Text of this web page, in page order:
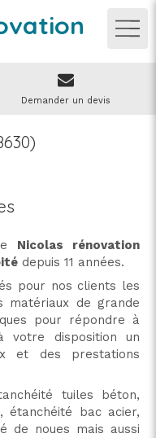
Demander un devis
Nicolas rénovation
depuis 11 années.
pour nos clients les
matériaux de grande
pour répondre à
votre disposition un
et des prestations
tuiles béton,
étanchéité bac acier,
de noues mais aussi